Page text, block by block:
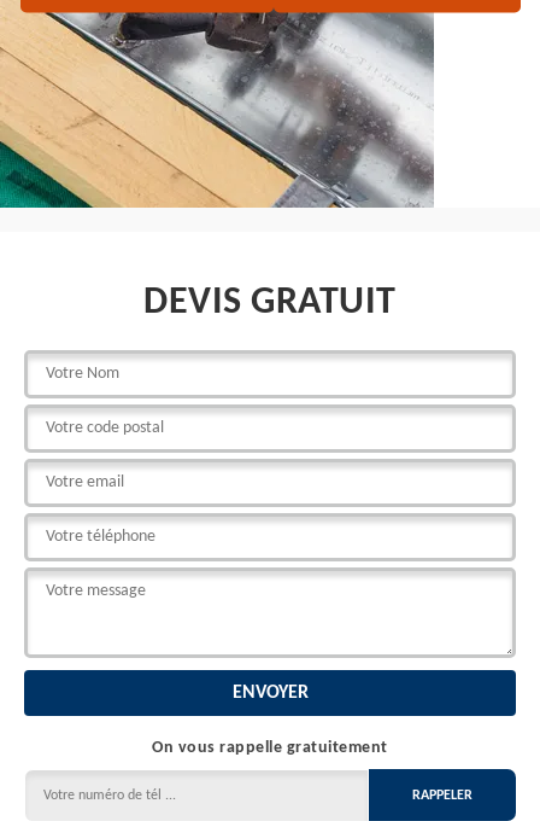
DEVIS GRATUIT
On vous rappelle gratuitement